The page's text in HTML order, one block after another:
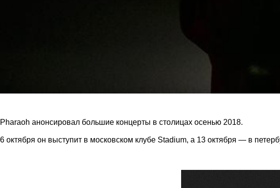
Pharaoh анонсировал большие концерты в столицах осенью 2018.
6 октября он выступит в московском клубе Stadium, а 13 октября — в